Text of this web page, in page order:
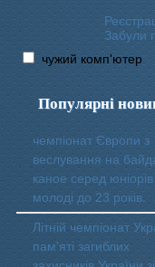
Забули
чужий комп'ютер
Популярні
чемпіонат Європи з
веслування на
каное серед юніорів
молоді до 23 років.
Літній чемпіонат
пам'яті загиблих